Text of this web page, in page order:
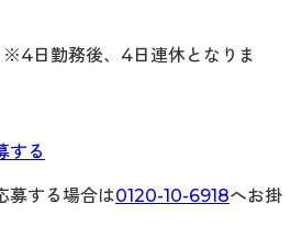
日勤務後、4日連休となりま
する
募する場合は0120-10-6918へお掛